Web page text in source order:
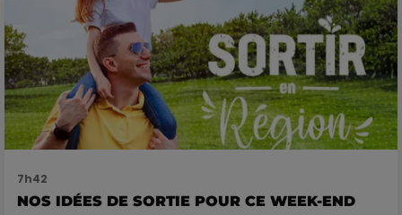
7h42
NOS IDÉES DE SORTIE POUR CE WEEK-END